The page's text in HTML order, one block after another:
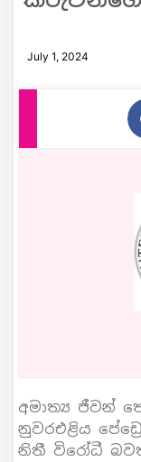
July 1, 2024
අමාත්‍ය ජීවන්
නුවරඑළිය
නිතී විරෝධී